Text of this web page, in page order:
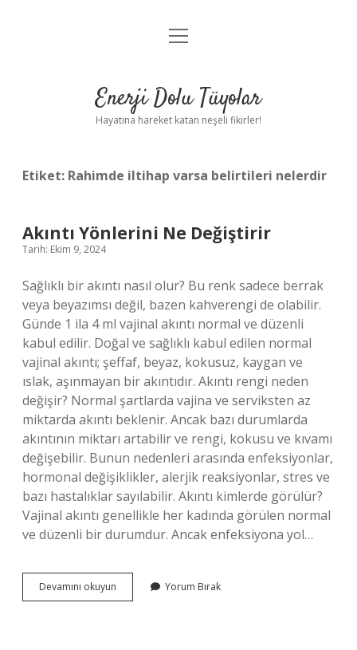
Anasayfa
Yasal Uyarı
menüyü
Enerji Dolu Tüyolar
Hayatına hareket katan neşeli fikirler!
Etiket: Rahimde iltihap varsa belirtileri nelerdir
Akıntı Yönlerini Ne Değiştirir
Tarih: Ekim 9, 2024
Sağlıklı bir akıntı nasıl olur? Bu renk sadece berrak
veya beyazımsı değil, bazen kahverengi de olabilir.
Günde 1 ila 4 ml vajinal akıntı normal ve düzenli
kabul edilir. Doğal ve sağlıklı kabul edilen normal
vajinal akıntı; şeffaf, beyaz, kokusuz, kaygan ve
ıslak, aşınmayan bir akıntıdır. Akıntı rengi neden
değişir? Normal şartlarda vajina ve serviksten az
miktarda akıntı beklenir. Ancak bazı durumlarda
akıntının miktarı artabilir ve rengi, kokusu ve kıvamı
değişebilir. Bunun nedenleri arasında enfeksiyonlar,
hormonal değişiklikler, alerjik reaksiyonlar, stres ve
bazı hastalıklar sayılabilir. Akıntı kimlerde görülür?
Vajinal akıntı genellikle her kadında görülen normal
ve düzenli bir durumdur. Ancak enfeksiyona yol…
Devamını okuyun
Yönlerini
Yorum Bırak